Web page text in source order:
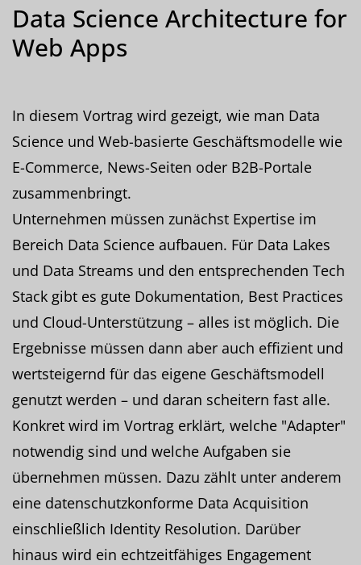
Data Science Architecture for
Web Apps
In diesem Vortrag wird gezeigt, wie man Data
Science und Web-basierte Geschäftsmodelle wie
E-Commerce, News-Seiten oder B2B-Portale
zusammenbringt.
Unternehmen müssen zunächst Expertise im
Bereich Data Science aufbauen. Für Data Lakes
und Data Streams und den entsprechenden Tech
Stack gibt es gute Dokumentation, Best Practices
und Cloud-Unterstützung – alles ist möglich. Die
Ergebnisse müssen dann aber auch effizient und
wertsteigernd für das eigene Geschäftsmodell
genutzt werden – und daran scheitern fast alle.
Konkret wird im Vortrag erklärt, welche "Adapter"
notwendig sind und welche Aufgaben sie
übernehmen müssen. Dazu zählt unter anderem
eine datenschutzkonforme Data Acquisition
einschließlich Identity Resolution. Darüber
hinaus wird ein echtzeitfähiges Engagement